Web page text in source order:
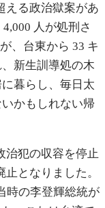
える政治獄案があ
人が処刑さ
、台東から 33 キ
新生訓導処の木
暮らし、毎日太
かもしれない帰
治犯の収容を停止
となりました。
時の李登輝総統が